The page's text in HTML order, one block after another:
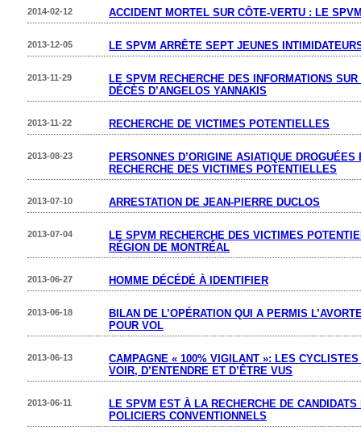
ACCIDENT MORTEL SUR CÔTE-VERTU : LE
2014-02-12
LE SPVM ARRÊTE SEPT JEUNES
2013-12-05
LE SPVM RECHERCHE DES INFORMATIONS
DÉCÈS D’ANGELOS YANNAKIS
2013-11-29
RECHERCHE DE VICTIMES POTENTIELLES
2013-11-22
PERSONNES D’ORIGINE ASIATIQUE
RECHERCHE DES VICTIMES POTENTIELLES
2013-08-23
ARRESTATION DE JEAN-PIERRE DUCLOS
2013-07-10
LE SPVM RECHERCHE DES VICTIMES
RÉGION DE MONTRÉAL
2013-07-04
HOMME DÉCÉDÉ À IDENTIFIER
2013-06-27
BILAN DE L’OPÉRATION QUI A PERMIS
POUR VOL
2013-06-18
CAMPAGNE « 100% VIGILANT »: LES
VOIR, D’ENTENDRE ET D’ÊTRE VUS
2013-06-13
LE SPVM EST À LA RECHERCHE DE
POLICIERS CONVENTIONNELS
2013-06-11